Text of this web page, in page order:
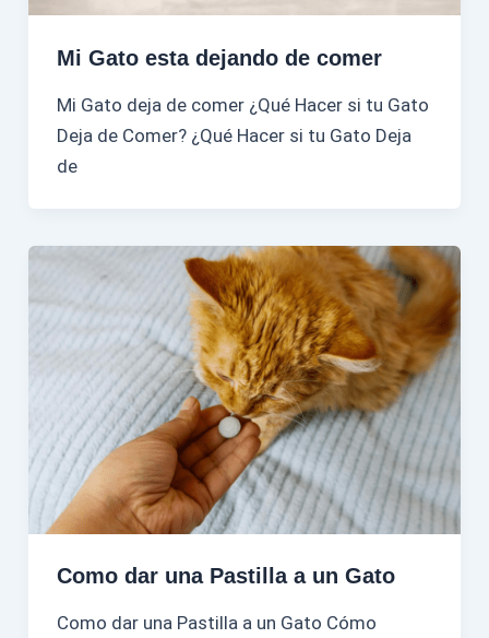
Mi Gato esta dejando de comer
Mi Gato deja de comer ¿Qué Hacer si tu Gato
Deja de Comer? ¿Qué Hacer si tu Gato Deja
de
Como dar una Pastilla a un Gato
Como dar una Pastilla a un Gato Cómo